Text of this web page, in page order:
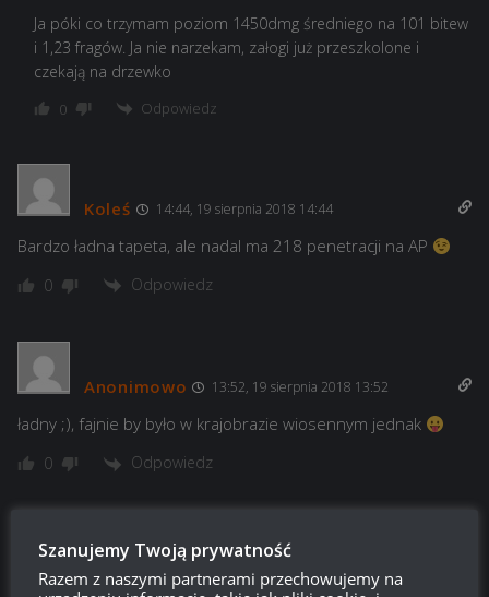
Ja póki co trzymam poziom 1450dmg średniego na 101 bitew
i 1,23 fragów. Ja nie narzekam, załogi już przeszkolone i
czekają na drzewko
0 Odpowiedz
Koleś 14:44, 19 sierpnia 2018 14:44
Bardzo ładna tapeta, ale nadal ma 218 penetracji na AP
0 Odpowiedz
Anonimowo 13:52, 19 sierpnia 2018 13:52
ładny ;), fajnie by było w krajobrazie wiosennym jednak
0 Odpowiedz
sztil4 12:33, 19 sierpnia 2018 12:33
Szanujemy Twoją prywatność
Razem z naszymi partnerami przechowujemy na